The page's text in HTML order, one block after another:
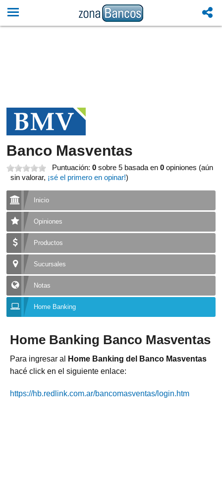
Banco Masventas
Puntuación:0 sobre 5 basada en0 opiniones (aún
sin valorar, ¡sé el primero en opinar!)
Inicio
Opiniones
Productos
Sucursales
Notas
Home Banking
Home Banking Banco Masventas
Para ingresar al
Home Banking del Banco Masventas
hacé click en el siguiente enlace:
https://hb.redlink.com.ar/bancomasventas/login.htm